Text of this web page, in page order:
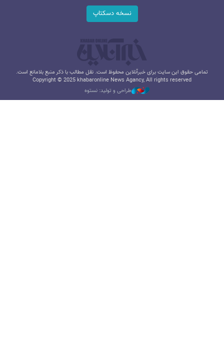
نسخه دسکتاپ
تمامی حقوق این سایت برای خبرآنلاین محفوظ است. نقل مطالب با ذکر منبع بلامانع است.
Copyright © 2025 khabaronline News Agancy, All rights reserved
طراحی و تولید: نستوه